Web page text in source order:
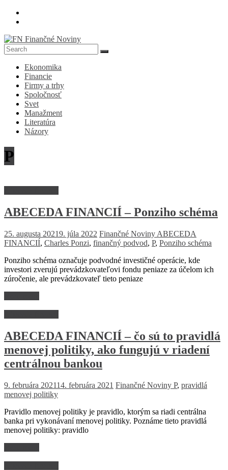
Skip
FN
Finančné
Noviny
Denník
ekonomike
spoločnosti
Ekonomika
Financie
Firmy a trhy
Spoločnosť
Svet
Manažment
Literatúra
Názory
P
ABECEDA FINANCIÍ – Ponziho schéma
25. augusta 20219. júla 2022 Finančné Noviny ABECEDA
FINANCIÍ, Charles Ponzi, finančný podvod, P, Ponziho schéma
Ponziho schéma označuje podvodné investičné operácie, kde
investori zverujú prevádzkovateľovi fondu peniaze za účelom ich
zúročenie, ale prevádzkovateľ tieto peniaze
ABECEDA FINANCIÍ – čo sú to pravidlá
menovej politiky, ako fungujú v riadení
centrálnou bankou
9. februára 202114. februára 2021 Finančné Noviny P, pravidlá
menovej politiky
Pravidlo menovej politiky je pravidlo, ktorým sa riadi centrálna
banka pri vykonávaní menovej politiky. Poznáme tieto pravidlá
menovej politiky: pravidlo